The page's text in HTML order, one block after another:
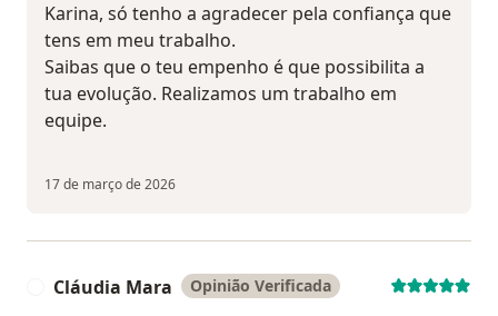
Karina, só tenho a agradecer pela confiança que
tens em meu trabalho.
Saibas que o teu empenho é que possibilita a
tua evolução. Realizamos um trabalho em
equipe.
17 de março de 2026
Cláudia Mara Opinião Verificada